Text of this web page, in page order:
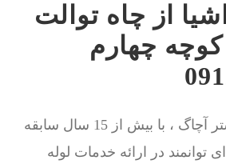
از چاه توالت
چهارم
گروه فنی آذین گستر آچاگ ، با بیش از 15 سال سابقه
در ارائه خدمات لوله